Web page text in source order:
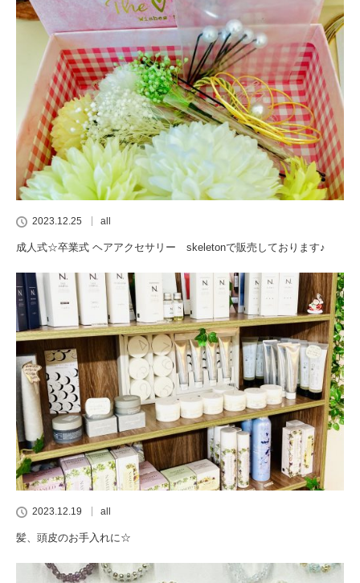
2023.12.25 all
成人式☆卒業式 ヘアアクセサリー skeletonで販売しております♪
2023.12.19 all
髪、頭皮のお手入れに☆